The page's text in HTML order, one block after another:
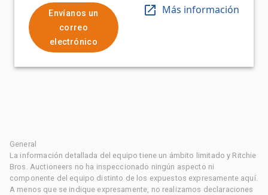
Envíanos un
correo
electrónico
Más información
General
La información detallada del equipo tiene un ámbito limitado y Ritchie
Bros. Auctioneers no ha inspeccionado ningún aspecto ni
componente del equipo distinto de los expuestos expresamente aquí.
A menos que se indique expresamente, no realizamos declaraciones